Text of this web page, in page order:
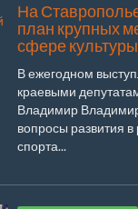
На
план крупных
сфере культуры
В ежегодном
краевыми
Владимир
вопросы развития в
спорта...